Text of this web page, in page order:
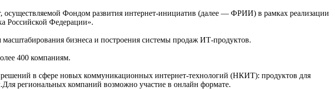
осуществляемой Фондом развития интернет-инициатив (далее — ФРИИ) в рамках реализации
Российской Федерации».
бизнеса и построения системы продаж ИТ-продуктов.
400 компаниям.
в сфере новых коммуникационных интернет-технологий (НКИТ): продуктов для
региональных компаний возможно участие в онлайн формате.